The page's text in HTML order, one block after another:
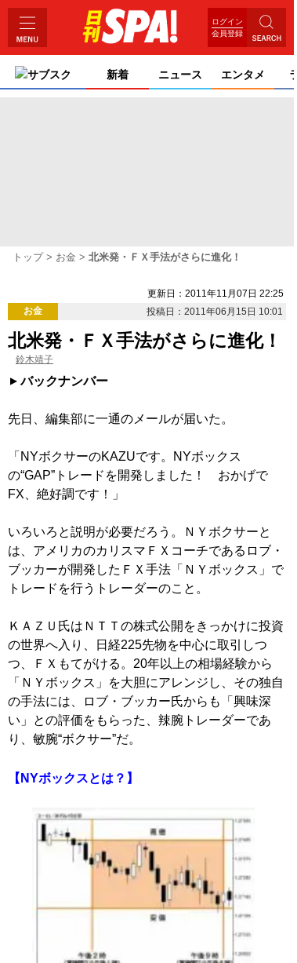
ログイン
会員登録
サブスク 新着 ニュース エンタメ
トップ お金 北米発・ＦＸ手法がさらに進化！
更新日：2011年11月07日 22:25
お金
投稿日：2011年06月15日 10:01
北米発・ＦＸ手法がさらに進化！
鈴木靖子
バックナンバー
先日、編集部に一通のメールが届いた。
「NYボクサーのKAZUです。 NYボックス
の“GAP”トレードを開発しました！ おかげで
FX、絶好調です！」
いろいろと説明が必要だろう。ＮＹボクサーと
は、アメリカのカリスマＦＸコーチであるロブ・
ブッカーが開発したＦＸ手法「ＮＹボックス」で
トレードを行うトレーダーのこと。
ＫＡＺＵ氏はＮＴＴの株式公開をきっかけに投資
の世界へ入り、日経225先物を中心に取引しつ
つ、ＦＸもてがける。20年以上の相場経験から
「ＮＹボックス」を大胆にアレンジし、その独自
の手法には、ロブ・ブッカー氏からも「興味深
い」との評価をもらった、辣腕トレーダーであ
り、敏腕“ボクサー”だ。
【NYボックスとは？】